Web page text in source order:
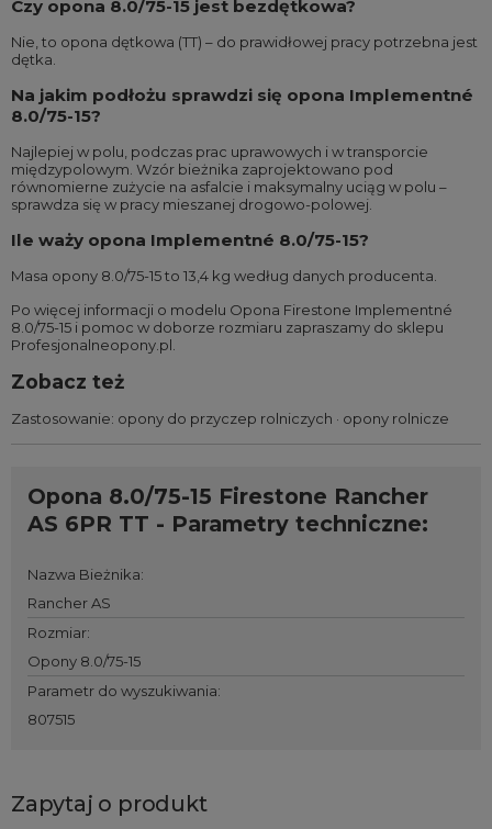
Czy opona 8.0/75-15 jest bezdętkowa?
Nie, to opona dętkowa (TT) – do prawidłowej pracy potrzebna jest
dętka.
Na jakim podłożu sprawdzi się opona Implementné
8.0/75-15?
Najlepiej w polu, podczas prac uprawowych i w transporcie
międzypolowym. Wzór bieżnika zaprojektowano pod
równomierne zużycie na asfalcie i maksymalny uciąg w polu –
sprawdza się w pracy mieszanej drogowo-polowej.
Ile waży opona Implementné 8.0/75-15?
Masa opony 8.0/75-15 to 13,4 kg według danych producenta.
Po więcej informacji o modelu Opona Firestone Implementné
8.0/75-15 i pomoc w doborze rozmiaru zapraszamy do sklepu
Profesjonalneopony.pl.
Zobacz też
Zastosowanie: opony do przyczep rolniczych · opony rolnicze
Opona 8.0/75-15 Firestone Rancher
AS 6PR TT - Parametry techniczne:
Nazwa Bieżnika:
Rancher AS
Rozmiar:
Opony 8.0/75-15
Parametr do wyszukiwania:
807515
Zapytaj o produkt